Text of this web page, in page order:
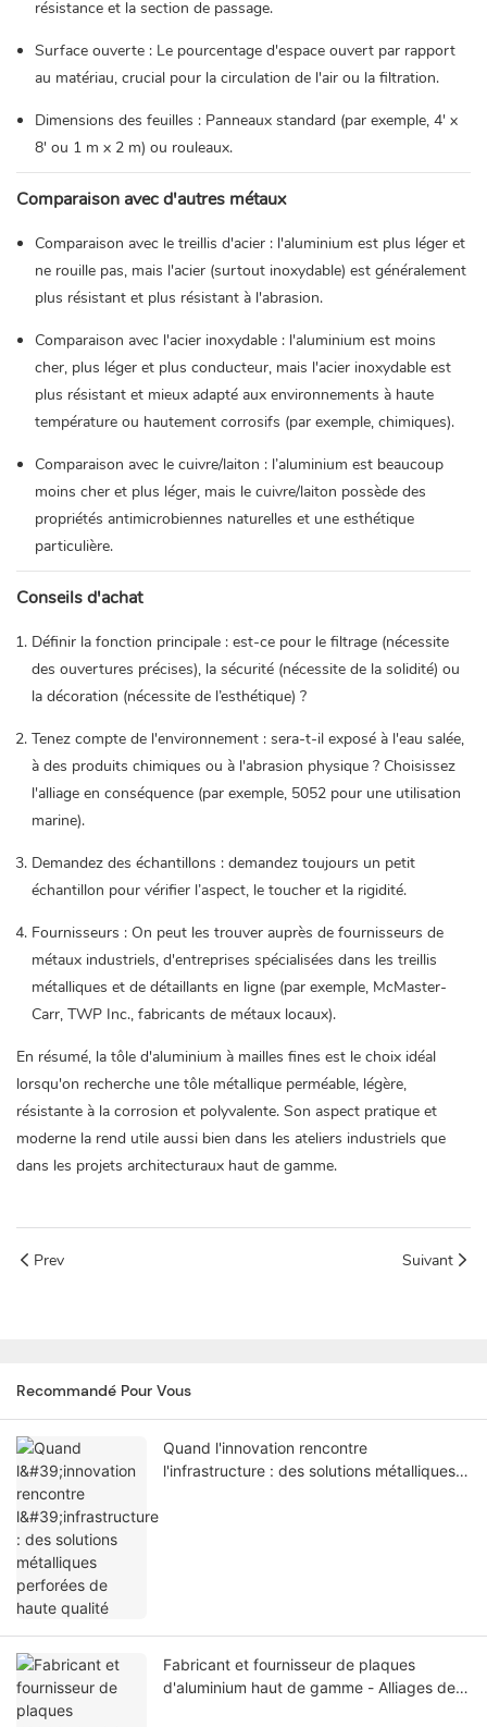
résistance et la section de passage.
Surface ouverte : Le pourcentage d'espace ouvert par rapport
au matériau, crucial pour la circulation de l'air ou la filtration.
Dimensions des feuilles : Panneaux standard (par exemple, 4' x
8' ou 1 m x 2 m) ou rouleaux.
Comparaison avec d'autres métaux
Comparaison avec le treillis d'acier : l'aluminium est plus léger et
ne rouille pas, mais l'acier (surtout inoxydable) est généralement
plus résistant et plus résistant à l'abrasion.
Comparaison avec l'acier inoxydable : l'aluminium est moins
cher, plus léger et plus conducteur, mais l'acier inoxydable est
plus résistant et mieux adapté aux environnements à haute
température ou hautement corrosifs (par exemple, chimiques).
Comparaison avec le cuivre/laiton : l’aluminium est beaucoup
moins cher et plus léger, mais le cuivre/laiton possède des
propriétés antimicrobiennes naturelles et une esthétique
particulière.
Conseils d'achat
Définir la fonction principale : est-ce pour le filtrage (nécessite
des ouvertures précises), la sécurité (nécessite de la solidité) ou
la décoration (nécessite de l’esthétique) ?
Tenez compte de l'environnement : sera-t-il exposé à l'eau salée,
à des produits chimiques ou à l'abrasion physique ? Choisissez
l'alliage en conséquence (par exemple, 5052 pour une utilisation
marine).
Demandez des échantillons : demandez toujours un petit
échantillon pour vérifier l’aspect, le toucher et la rigidité.
Fournisseurs : On peut les trouver auprès de fournisseurs de
métaux industriels, d'entreprises spécialisées dans les treillis
métalliques et de détaillants en ligne (par exemple, McMaster-
Carr, TWP Inc., fabricants de métaux locaux).
En résumé, la tôle d'aluminium à mailles fines est le choix idéal
lorsqu'on recherche une tôle métallique perméable, légère,
résistante à la corrosion et polyvalente. Son aspect pratique et
moderne la rend utile aussi bien dans les ateliers industriels que
dans les projets architecturaux haut de gamme.
Prev Suivant
Recommandé Pour Vous
Quand l'innovation rencontre
l'infrastructure : des solutions métalliques
Fabricant et fournisseur de plaques
d'aluminium haut de gamme - Alliages de